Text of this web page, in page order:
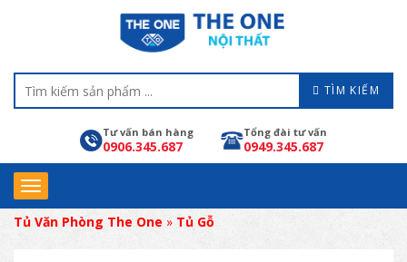
TÌM KIẾM
Tư vấn bán hàng
0906.345.687
Tổng đài tư vấn
0949.345.687
Tủ Văn Phòng The One » Tủ Gỗ